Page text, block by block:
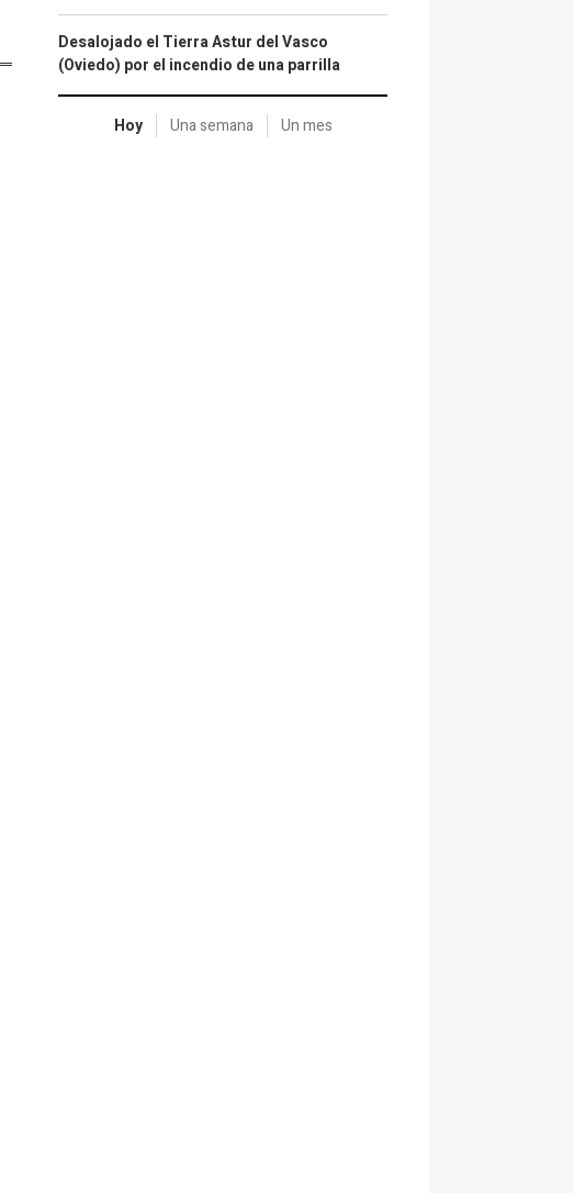
Desalojado el Tierra Astur del Vasco
(Oviedo) por el incendio de una parrilla
Hoy Una semana Un mes